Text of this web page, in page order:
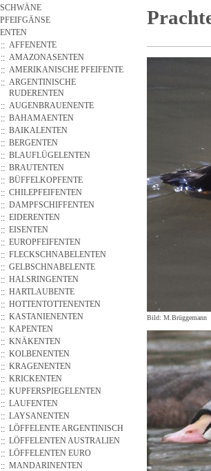
Bild: M.Brüggemann
SCHWÄNE
PFEIFGÄNSE
ENTEN
AFFENENTE
AMAZONASENTEN
AMERIKANISCHE PFEIFENTE
ARGENTINISCHE
RUDERENTEN
AUGENBRAUENENTE
BAHAMAENTEN
BAIKALENTEN
BERGENTEN
BLAUFLÜGELENTEN
BRAUTENTEN
BÜFFELKOPFENTE
CHILEPFEIFENTEN
DAMPFSCHIFFENTEN
EIDERENTEN
EISENTEN
EUROPFEIFENTEN
FLECKSCHNABELENTEN
GELBSCHNABELENTE
HALSRINGENTEN
HARTLAUBENTE
HOTTENTOTTENENTEN
KASTANIENENTEN
KAPENTEN
KNÄKENTEN
KOLBENENTEN
KRAGENENTEN
KRICKENTEN
KUPFERSPIEGELENTEN
LAUFENTEN
LAYSANENTEN
LÖFFELENTE ARGENTINISCH
LÖFFELENTEN AUSTRALIEN
LÖFFELENTEN EURO
MANDARINENTEN